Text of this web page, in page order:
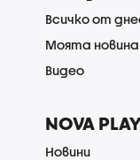
Всичко от
Моята новина
Видео
NOVA PLAY
Новини